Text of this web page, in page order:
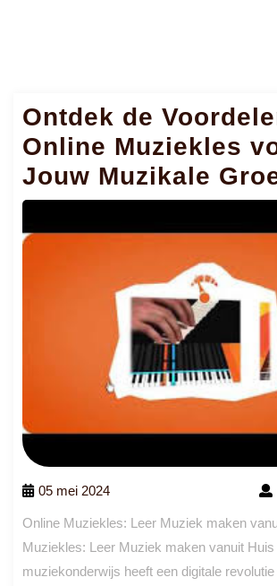
Ontdek de
Online Muziekles
Jouw Muzikale
05 mei 2024
Online Muziekles: Leer Muziek maken
Muziekles: Leer Muziek maken vanuit
muziekonderwijs heeft een digitale